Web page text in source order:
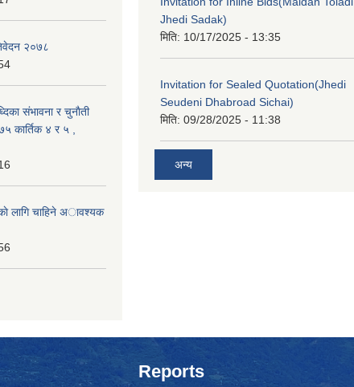
२०७८
संभावना र चुनाैती
कार्तिक ४ र ५ ,
लागि चाहिने अावश्यक
Jhedi Sadak)
मिति: 10/17/2025 - 13:35
Invitation for Sealed Quotation(Jhedi
Seudeni Dhabroad Sichai)
मिति: 09/28/2025 - 11:38
अन्य
Reports